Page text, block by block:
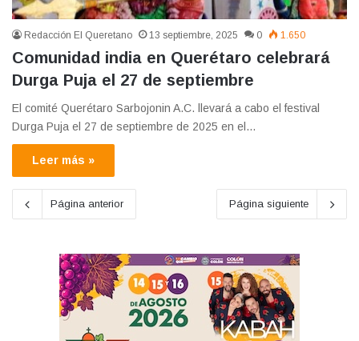
Redacción El Queretano 13 septiembre, 2025 0 1.650
Comunidad india en Querétaro celebrará
Durga Puja el 27 de septiembre
El comité Querétaro Sarbojonin A.C. llevará a cabo el festival
Durga Puja el 27 de septiembre de 2025 en el…
Leer más »
Página anterior Página siguiente